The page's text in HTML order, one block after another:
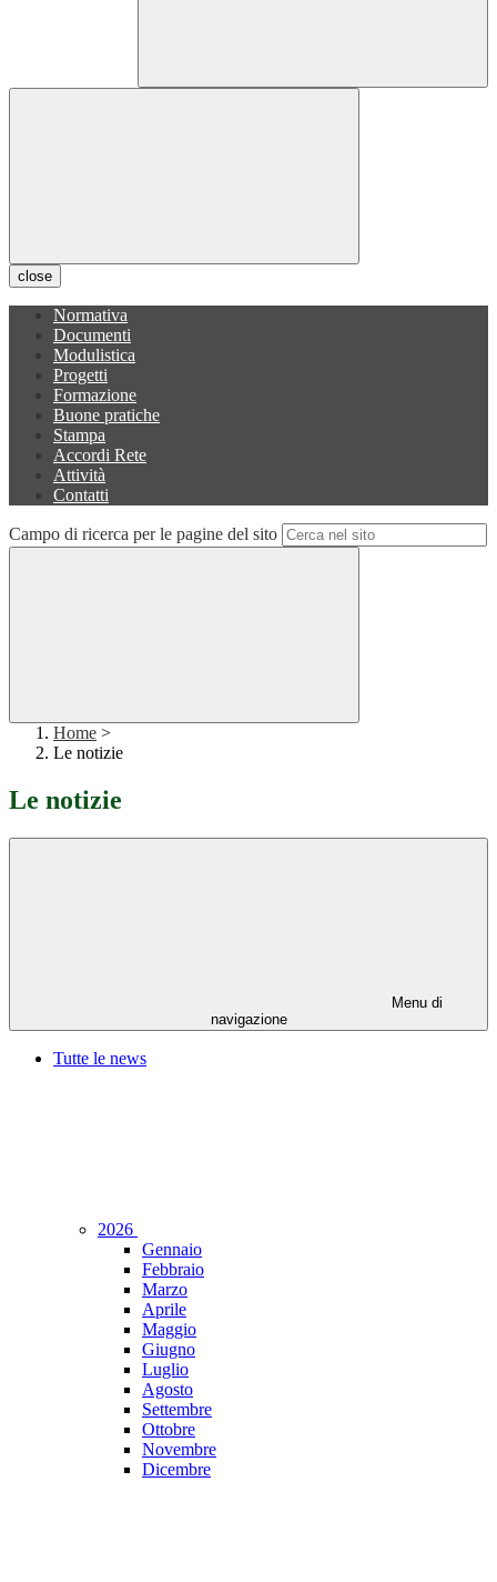
close
Normativa
Documenti
Modulistica
Progetti
Formazione
Buone pratiche
Stampa
Accordi Rete
Attività
Contatti
Campo di ricerca per le pagine del sito
Home >
Le notizie
Le notizie
Menu di
navigazione
Tutte le news
2026
Gennaio
Febbraio
Marzo
Aprile
Maggio
Giugno
Luglio
Agosto
Settembre
Ottobre
Novembre
Dicembre